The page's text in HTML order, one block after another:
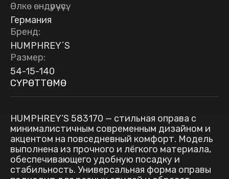
Өлкө өндүрүүчүсү:
Германия
Бренд:
HUMPHREY´S
Размер:
54-15-140
СҮРӨТТӨМӨ
HUMPHREY’S 583170 — стильная оправа с
минималистичным современным дизайном и
акцентом на повседневный комфорт. Модель
выполнена из прочного и лёгкого материала,
обеспечивающего удобную посадку и
стабильность. Универсальная форма оправы